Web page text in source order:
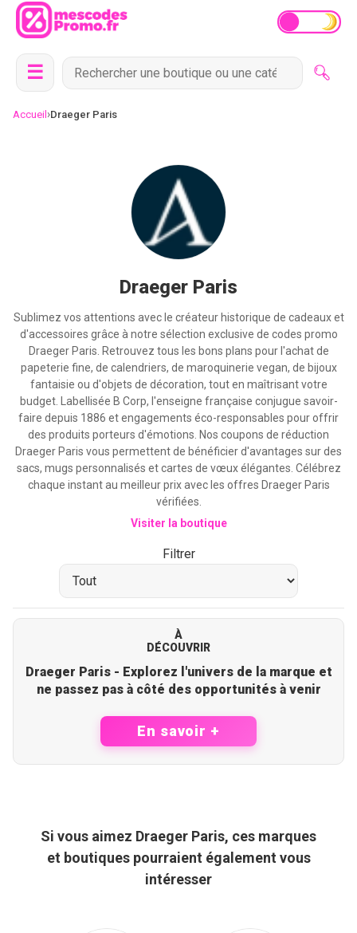
☰
Accueil ›Draeger Paris
Draeger Paris
Sublimez vos attentions avec le créateur historique de cadeaux et
d'accessoires grâce à notre sélection exclusive de codes promo
Draeger Paris. Retrouvez tous les bons plans pour l'achat de
papeterie fine, de calendriers, de maroquinerie vegan, de bijoux
fantaisie ou d'objets de décoration, tout en maîtrisant votre
budget. Labellisée B Corp, l'enseigne française conjugue savoir-
faire depuis 1886 et engagements éco-responsables pour offrir
des produits porteurs d'émotions. Nos coupons de réduction
Draeger Paris vous permettent de bénéficier d'avantages sur des
sacs, mugs personnalisés et cartes de vœux élégantes. Célébrez
chaque instant au meilleur prix avec les offres Draeger Paris
vérifiées.
Visiter la boutique
Filtrer
À
DÉCOUVRIR
Draeger Paris - Explorez l'univers de la marque et
ne passez pas à côté des opportunités à venir
En savoir +
Si vous aimez Draeger Paris, ces marques
et boutiques pourraient également vous
intéresser